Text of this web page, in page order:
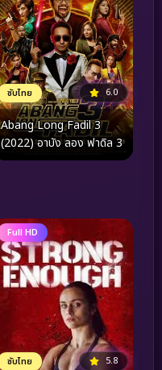
ซับไทย 6.0
Abang Long Fadil 3
(2022) อาบัง ลอง ฟาดิล 3
Full HD
ซับไทย 5.8